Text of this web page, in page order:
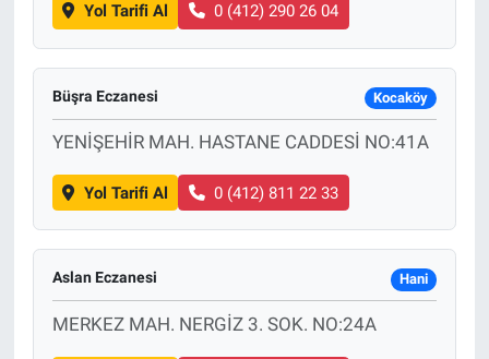
Yol Tarifi Al 0 (412) 290 26 04
Büşra Eczanesi Kocaköy
YENİŞEHİR MAH. HASTANE CADDESİ NO:41A
Yol Tarifi Al 0 (412) 811 22 33
Aslan Eczanesi Hani
MERKEZ MAH. NERGİZ 3. SOK. NO:24A